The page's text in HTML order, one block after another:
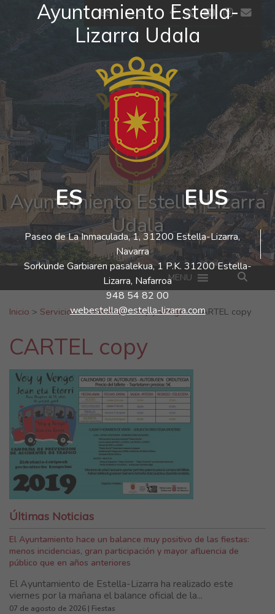
Ayuntamiento Estella-
Lizarra Udala
ES EUS
Paseo de La Inmaculada, 1, 31200 Estella-Lizarra,
Navarra
Sorkunde Garbiaren pasalekua, 1 P.K. 31200 Estella-
Lizarra, Nafarroa
948 54 82 00
webestella@estella-lizarra.com
Ir al contenido ES EUS facebook
twitter
youtube
El tiempo - Tutiempo.net
Ayuntamiento Estella-Lizarra
Udala
MENU
Buscar:
Inicio > Servicios>Juventud>Voy y vengo>CARTEL copy
CARTEL copy
Últimas Noticias
El Ayuntamiento hace un balance muy positivo de las fiestas:
menos incidencias, gran participación y mayor afluencia de
público que en años anteriores
El Ayuntamiento de Estella-Lizarra ha realizado este
viernes por la mañana el balance oficial de la...
07 de agosto de 2026 | Fiestas